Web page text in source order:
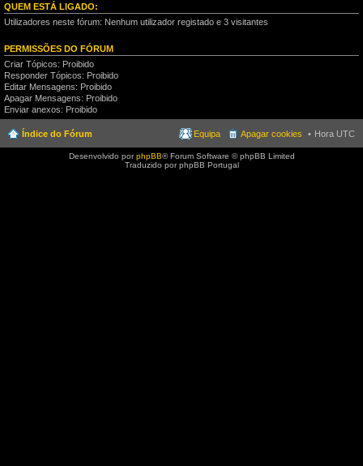
QUEM ESTÁ LIGADO:
Utilizadores neste fórum: Nenhum utilizador registado e 3 visitantes
PERMISSÕES DO FÓRUM
Criar Tópicos: Proibido
Responder Tópicos: Proibido
Editar Mensagens: Proibido
Apagar Mensagens: Proibido
Enviar anexos: Proibido
Índice do Fórum Hora UTC
Apagar cookies
Equipa
Desenvolvido porphpBB® Forum Software © phpBB Limited
Traduzido por phpBB Portugal